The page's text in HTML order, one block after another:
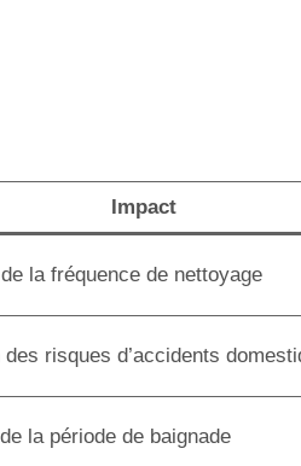
Impact
la fréquence de nettoyage
risques d’accidents
la période de baignade